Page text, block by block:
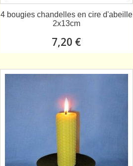
4 bougies chandelles en cire d'abeille
2x13cm
7,20 €